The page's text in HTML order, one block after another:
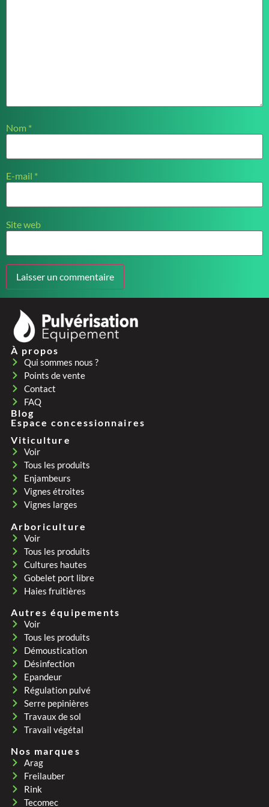
Nom *
E-mail *
Site web
À propos
Qui sommes nous ?
Points de vente
Contact
FAQ
Blog
Espace concessionnaires
Viticulture
Voir
Tous les produits
Enjambeurs
Vignes étroites
Vignes larges
Arboriculture
Voir
Tous les produits
Cultures hautes
Gobelet port libre
Haies fruitières
Autres équipements
Voir
Tous les produits
Démoustication
Désinfection
Epandeur
Régulation pulvé
Serre pepinières
Travaux de sol
Travail végétal
Nos marques
Arag
Freilauber
Rink
Tecomec